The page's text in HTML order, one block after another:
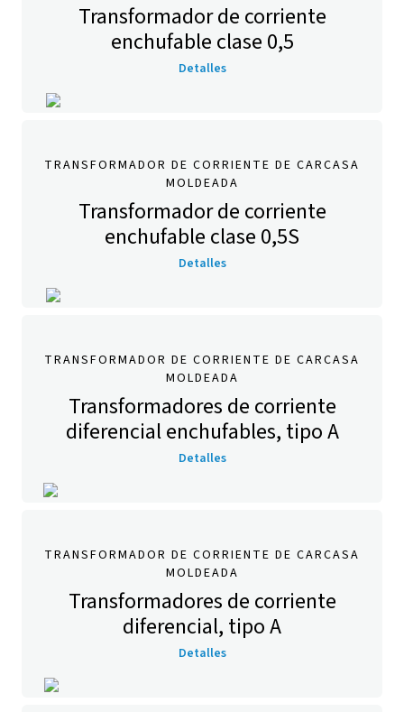
Transformador de corriente
enchufable clase 0,5
Detalles
TRANSFORMADOR DE CORRIENTE DE CARCASA
MOLDEADA
Transformador de corriente
enchufable clase 0,5S
Detalles
TRANSFORMADOR DE CORRIENTE DE CARCASA
MOLDEADA
Transformadores de corriente
diferencial enchufables, tipo A
Detalles
TRANSFORMADOR DE CORRIENTE DE CARCASA
MOLDEADA
Transformadores de corriente
diferencial, tipo A
Detalles